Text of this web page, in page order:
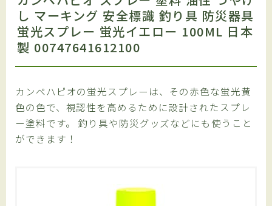
し マーキング 安全標識 釣り具 防災器具
蛍光スプレー 蛍光イエロー 100ML 日本
製 00747641612100
カンペハピオの蛍光スプレーは、その赤色な蛍光黄
色の色で、視認性を高めるために設計されたスプレ
ー塗料です。 釣り具や防災グッズなどにも使うこと
ができます！